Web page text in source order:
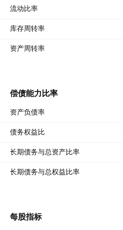
流动比率
库存周转率
资产周转率
偿债能力比率
资产负债率
债务权益比
长期债务与总资产比率
长期债务与总权益比率
每股指标